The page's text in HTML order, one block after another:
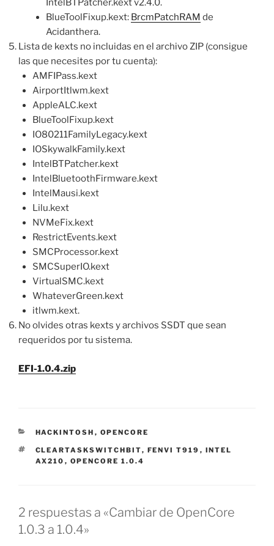
IntelBTPatcher.kext v2.4.0.
BlueToolFixup.kext: BrcmPatchRAM de
Acidanthera.
Lista de kexts no incluidas en el archivo ZIP (consigue
las que necesites por tu cuenta):
AMFIPass.kext
AirportItlwm.kext
AppleALC.kext
BlueToolFixup.kext
IO80211FamilyLegacy.kext
IOSkywalkFamily.kext
IntelBTPatcher.kext
IntelBluetoothFirmware.kext
IntelMausi.kext
Lilu.kext
NVMeFix.kext
RestrictEvents.kext
SMCProcessor.kext
SMCSuperIO.kext
VirtualSMC.kext
WhateverGreen.kext
itlwm.kext.
No olvides otras kexts y archivos SSDT que sean
requeridos por tu sistema.
EFI-1.0.4.zip
CATEGORÍAS
HACKINTOSH , OPENCORE
ETIQUETAS
CLEARTASKSWITCHBIT, FENVI T919 , INTEL
AX210 , OPENCORE 1.0.4
2 respuestas a «Cambiar de OpenCore
1.0.3 a 1.0.4»